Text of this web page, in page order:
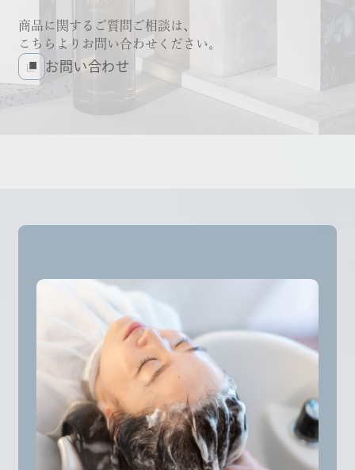
商品に関するご質問ご相談は、
こちらよりお問い合わせください。
お問い合わせ